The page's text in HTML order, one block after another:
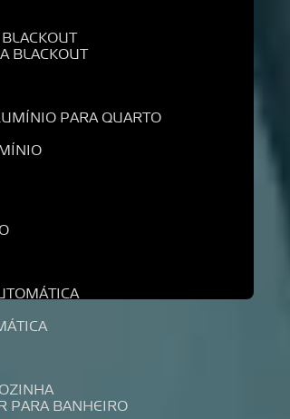
BLACKOUT
PARA QUARTO
PARA BANHEIRO